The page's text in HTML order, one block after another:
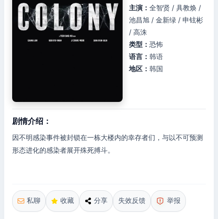
主演： 全智贤 / 具教焕 /
池昌旭 / 金新绿 / 申铉彬
/ 高洙
类型： 恐怖
语言： 韩语
地区： 韩国
剧情介绍：
因不明感染事件被封锁在一栋大楼内的幸存者们，与以不可预测
形态进化的感染者展开殊死搏斗。
私聊 收藏 分享 失效反馈 举报